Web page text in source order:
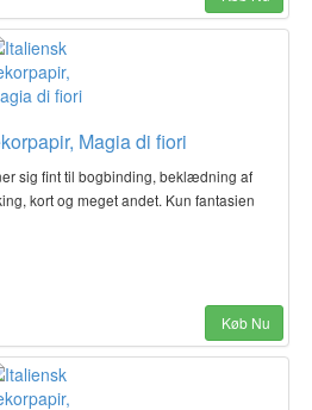
Magia di fiori
sig fint til bogbinding, beklædning af
kort og meget andet. Kun fantasien
Køb Nu